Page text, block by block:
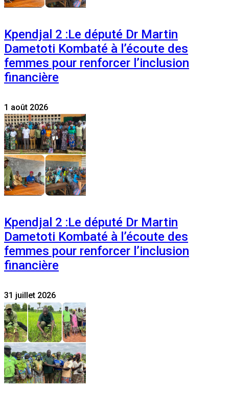
Kpendjal 2 :Le député Dr Martin
Dametoti Kombaté à l’écoute des
femmes pour renforcer l’inclusion
financière
1 août 2026
Kpendjal 2 :Le député Dr Martin
Dametoti Kombaté à l’écoute des
femmes pour renforcer l’inclusion
financière
31 juillet 2026